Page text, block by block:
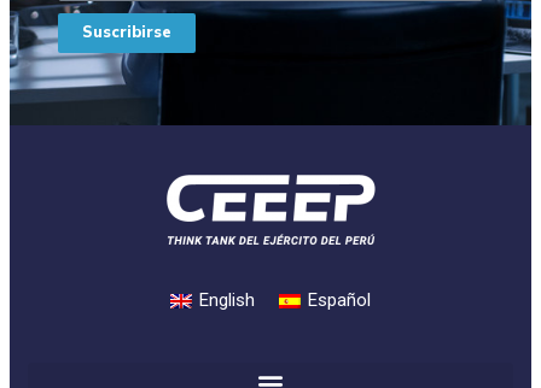
Suscribirse
English Español